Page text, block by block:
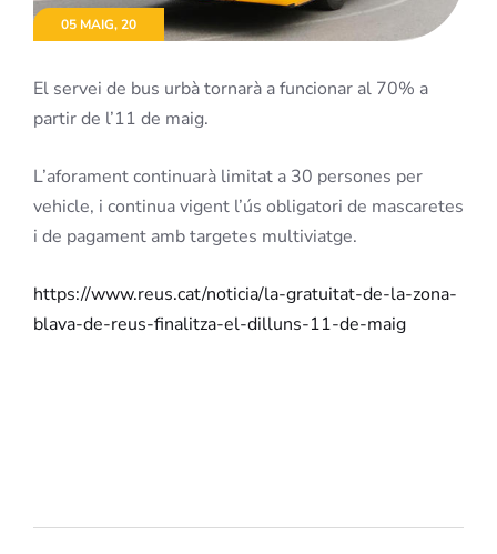
05 MAIG, 20
El servei de bus urbà tornarà a funcionar al 70% a
partir de l’11 de maig.
L’aforament continuarà limitat a 30 persones per
vehicle, i continua vigent l’ús obligatori de mascaretes
i de pagament amb targetes multiviatge.
https://www.reus.cat/noticia/la-gratuitat-de-la-zona-
blava-de-reus-finalitza-el-dilluns-11-de-maig